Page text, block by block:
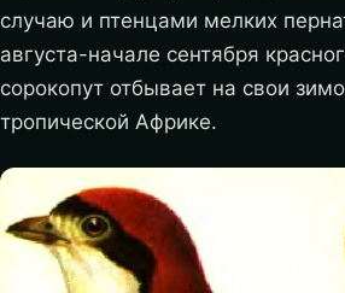
случаю и птенцами мелких
августа-начале сентября
сорокопут отбывает на свои
тропической Африке.